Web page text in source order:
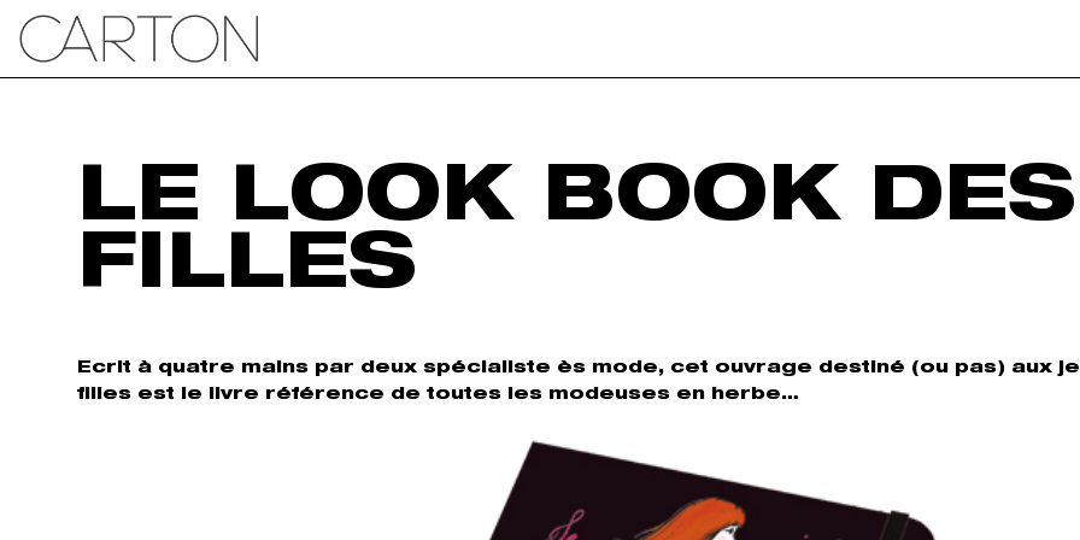
LE LOOK BOOK DES
FILLES
Ecrit à quatre mains par deux spécialiste ès mode, cet ouvrage destiné (ou pas) aux
filles est le livre référence de toutes les modeuses en herbe…